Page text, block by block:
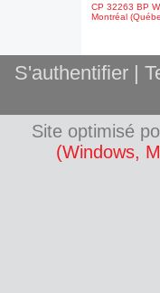
CP 32263 BP
Montréal
S'authentifier|
Site optimisé
(Windows,